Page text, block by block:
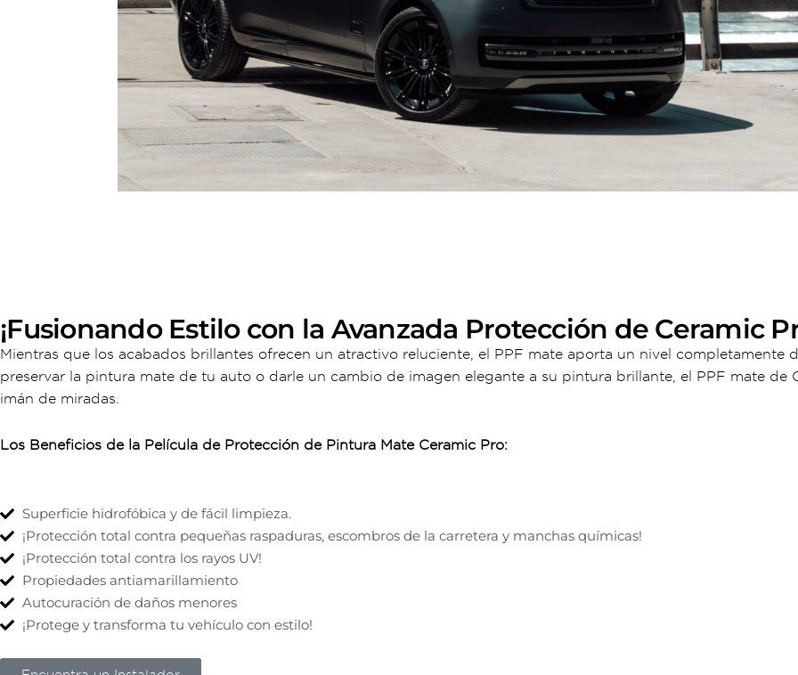
¡Fusionando Estilo con la Avanzada Protección de Ceramic
Mientras que los acabados brillantes ofrecen un atractivo reluciente, el PPF mate aporta un nivel completamente
preservar la pintura mate de tu auto o darle un cambio de imagen elegante a su pintura brillante, el PPF mate
imán de miradas.
Los Beneficios de la Película de Protección de Pintura Mate Ceramic Pro:
Superficie hidrofóbica y de fácil limpieza.
¡Protección total contra pequeñas raspaduras, escombros de la carretera y manchas químicas!
¡Protección total contra los rayos UV!
Propiedades antiamarillamiento
Autocuración de daños menores
¡Protege y transforma tu vehículo con estilo!